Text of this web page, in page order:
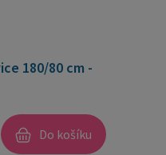
180/80 cm -
Do košíku